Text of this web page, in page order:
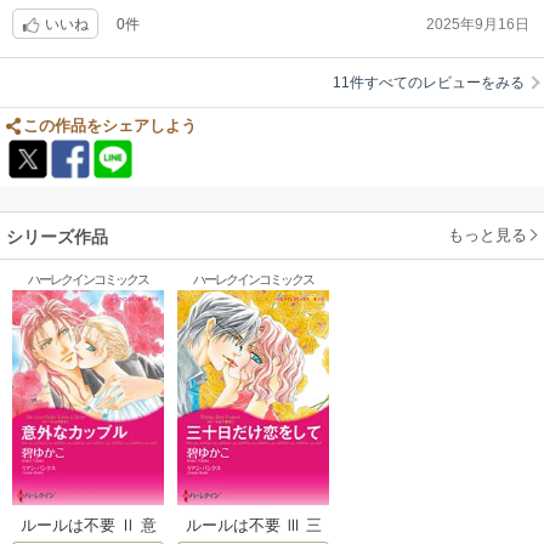
いいね 0件 2025年9月16日
11件すべてのレビューをみる
この作品をシェアしよう
シリーズ作品 もっと見る
ハーレクインコミックス
ルールは不要 Ⅱ 意
ハーレクインコミックス
ルールは不要 Ⅲ 三